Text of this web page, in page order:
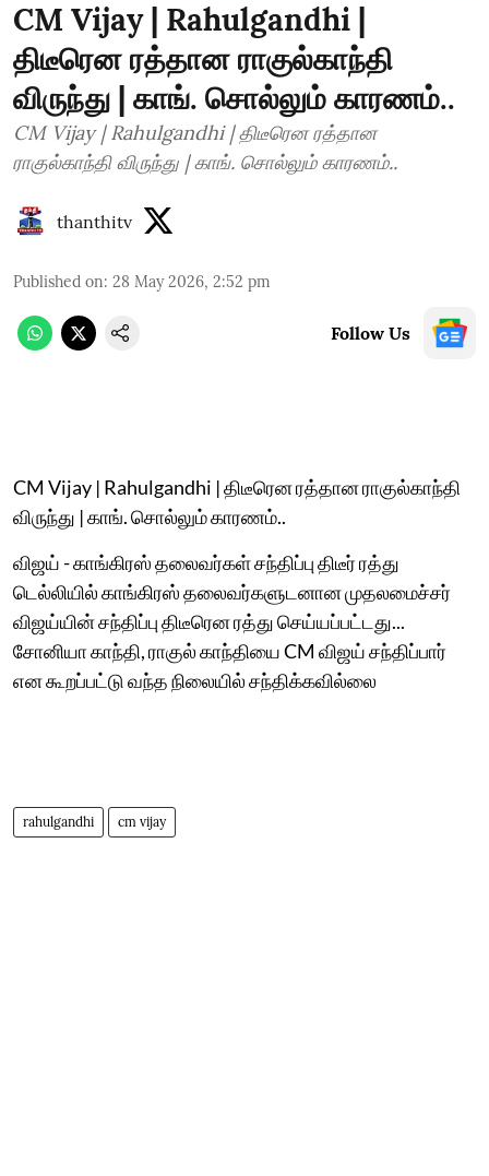
CM Vijay | Rahulgandhi |
திடீரென ரத்தான ராகுல்காந்தி
விருந்து | காங். சொல்லும் காரணம்..
CM Vijay | Rahulgandhi | திடீரென ரத்தான
ராகுல்காந்தி விருந்து | காங். சொல்லும் காரணம்..
thanthitv
Published on: 28 May 2026, 2:52 pm
Follow Us
CM Vijay | Rahulgandhi | திடீரென ரத்தான ராகுல்காந்தி
விருந்து | காங். சொல்லும் காரணம்..
விஜய் - காங்கிரஸ் தலைவர்கள் சந்திப்பு திடீர் ரத்து
டெல்லியில் காங்கிரஸ் தலைவர்களுடனான முதலமைச்சர்
விஜய்யின் சந்திப்பு திடீரென ரத்து செய்யப்பட்டது...
சோனியா காந்தி, ராகுல் காந்தியை CM விஜய் சந்திப்பார்
என கூறப்பட்டு வந்த நிலையில் சந்திக்கவில்லை
rahulgandhi cm vijay